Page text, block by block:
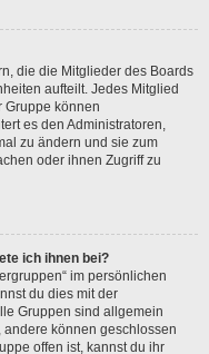
die die Mitglieder des Boards
aufteilt. Jedes Mitglied
Gruppe können
es den Administratoren,
zu ändern und sie zum
oder ihnen Zugriff zu
ich ihnen bei?
im persönlichen
du dies mit der
Gruppen sind allgemein
können geschlossen
offen ist, kannst du ihr